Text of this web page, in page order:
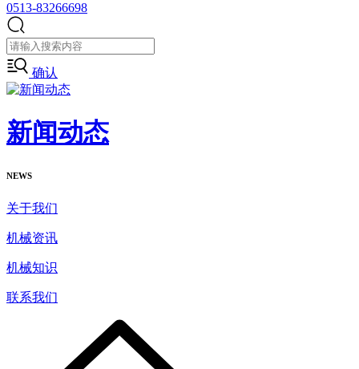
0513-83266698
确认
新闻动态
NEWS
关于我们
机械资讯
机械知识
联系我们